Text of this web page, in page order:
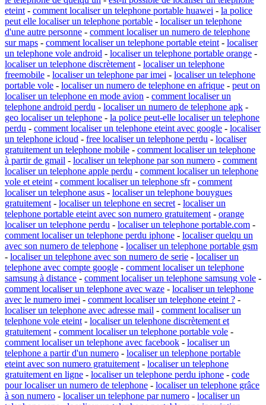
eteint - comment localiser un telephone portable huawei - la police
peut elle localiser un telephone portable - localiser un telephone
d'une autre personne - comment localiser un numero de telephone
sur maps - comment localiser un telephone portable eteint - localiser
un telephone vole android - localiser un telephone portable orange -
localiser un telephone discrètement - localiser un telephone
freemobile - localiser un telephone par imei - localiser un telephone
portable vole - localiser un numero de telephone en afrique - peut on
localiser un telephone en mode avion - comment localiser un
telephone android perdu - localiser un numero de telephone apk -
geo localiser un telephone - la police peut-elle localiser un telephone
perdu - comment localiser un telephone eteint avec google - localiser
un telephone icloud - free localiser un telephone perdu - localiser
gratuitement un telephone mobile - comment localiser un telephone
à partir de gmail - localiser un telephone par son numero - comment
localiser un telephone apple perdu - comment localiser un telephone
vole et eteint - comment localiser un telephone sfr- comment
localiser un telephone asus - localiser un telephone bouygues
gratuitement - localiser un telephone en secret - localiser un
telephone portable eteint avec son numero gratuitement - orange
localiser un telephone perdu - localiser un telephone portable.com -
comment localiser un telephone perdu iphone - localiser quelqu un
avec son numero de telephone - localiser un telephone portable gsm
- localiser un telephone avec son numero de serie - localiser un
telephone avec compte google - comment localiser un telephone
samsung à distance - comment localiser un telephone samsung vole -
comment localiser un telephone avec waze - localiser un telephone
avec le numero imei - comment localiser un telephone eteint ? -
localiser un telephone avec adresse mail - comment localiser un
telephone vole eteint - localiser un telephone discrètement et
gratuitement - comment localiser un telephone portable vole -
comment localiser un telephone avec facebook - localiser un
telephone a partir d'un numero - localiser un telephone portable
eteint avec son numero gratuitement - localiser un telephone
gratuitement en ligne - localiser un telephone perdu iphone - code
pour localiser un numero de telephone - localiser un telephone grâce
à son numero - localiser un telephone par numero - localiser un